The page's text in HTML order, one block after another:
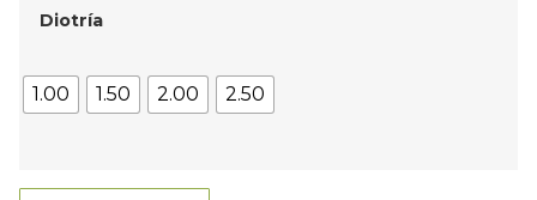
Diotría
1.00 1.50 2.00 2.50